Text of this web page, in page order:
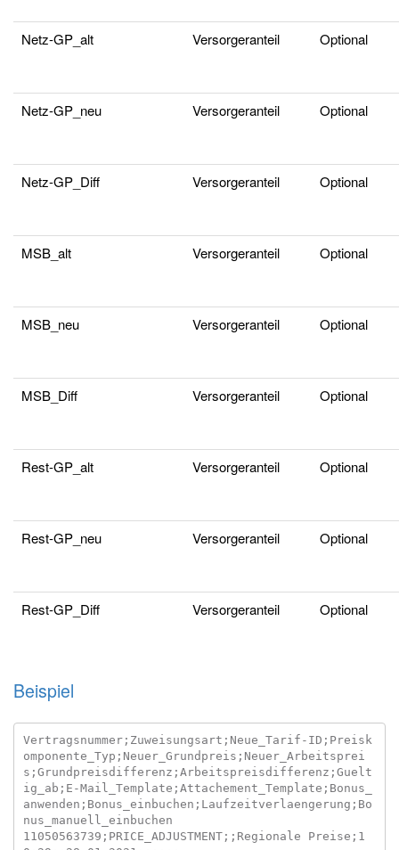
Netz-GP_alt Versorgeranteil Optional
Netz-GP_neu Versorgeranteil Optional
Netz-GP_Diff Versorgeranteil Optional
MSB_alt Versorgeranteil Optional
MSB_neu Versorgeranteil Optional
MSB_Diff Versorgeranteil Optional
Rest-GP_alt Versorgeranteil Optional
Rest-GP_neu Versorgeranteil Optional
Rest-GP_Diff Versorgeranteil Optional
Beispiel
Vertragsnummer;Zuweisungsart;Neue_Tarif-ID;Preisk
omponente_Typ;Neuer_Grundpreis;Neuer_Arbeitsprei
s;Grundpreisdifferenz;Arbeitspreisdifferenz;Guelt
ig_ab;E-Mail_Template;Attachement_Template;Bonus_
anwenden;Bonus_einbuchen;Laufzeitverlaengerung;Bo
nus_manuell_einbuchen
11050563739;PRICE_ADJUSTMENT;;Regionale Preise;1